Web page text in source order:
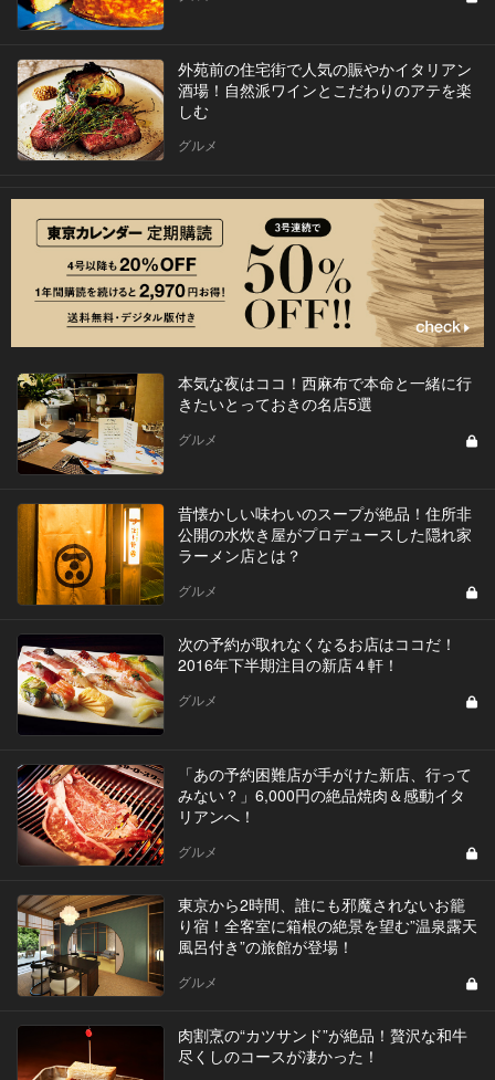
外苑前の住宅街で人気の賑やかイタリアン
酒場！自然派ワインとこだわりのアテを楽
しむ
グルメ
本気な夜はココ！西麻布で本命と一緒に行
きたいとっておきの名店5選
グルメ
昔懐かしい味わいのスープが絶品！住所非
公開の水炊き屋がプロデュースした隠れ家
ラーメン店とは？
グルメ
次の予約が取れなくなるお店はココだ！
2016年下半期注目の新店４軒！
グルメ
「あの予約困難店が手がけた新店、行って
みない？」6,000円の絶品焼肉＆感動イタ
リアンへ！
グルメ
東京から2時間、誰にも邪魔されないお籠
り宿！全客室に箱根の絶景を望む”温泉露天
風呂付き”の旅館が登場！
グルメ
肉割烹の“カツサンド”が絶品！贅沢な和牛
尽くしのコースが凄かった！